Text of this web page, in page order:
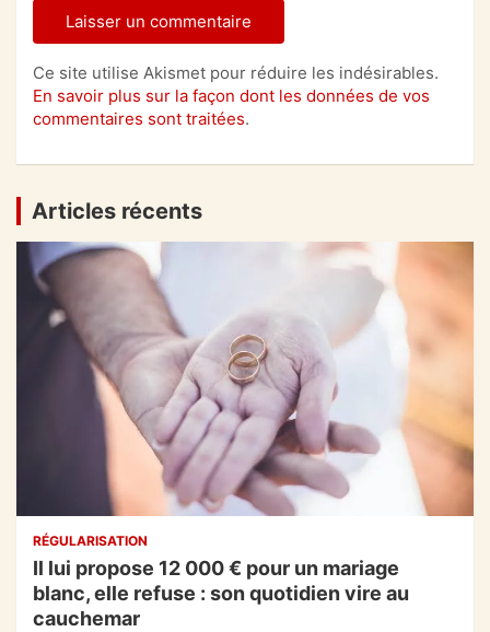
Ce site utilise Akismet pour réduire les indésirables.
En savoir plus sur la façon dont les données de vos
commentaires sont traitées.
Articles récents
RÉGULARISATION
Il lui propose 12 000 € pour un mariage
blanc, elle refuse : son quotidien vire au
cauchemar